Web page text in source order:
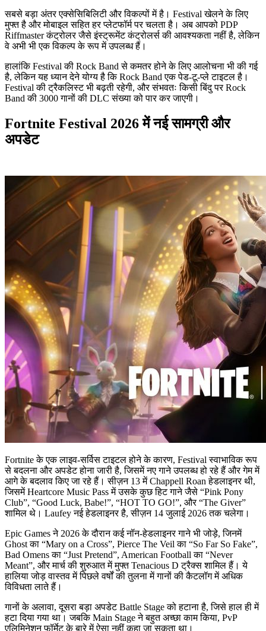
सबसे बड़ा अंतर एक्सेसिबिलिटी और विकल्पों में है। Festival खेलने के लिए
मुफ्त है और मोबाइल सहित हर प्लेटफॉर्म पर चलता है। अब आपको PDP
Riffmaster कंट्रोलर जैसे इंस्ट्रूमेंट कंट्रोलर्स की आवश्यकता नहीं है, लेकिन
वे अभी भी एक विकल्प के रूप में उपलब्ध हैं।
हालांकि Festival की Rock Band से कमतर होने के लिए आलोचना भी की गई
है, लेकिन यह ध्यान देने योग्य है कि Rock Band एक पेड-टू-प्ले टाइटल है।
Festival की ट्रैकलिस्ट भी बढ़ती रहेगी, और संभवतः किसी बिंदु पर Rock
Band की 3000 गानों की DLC संख्या को पार कर जाएगी।
Fortnite Festival 2026 में नई सामग्री और
अपडेट
Fortnite के एक लाइव-सर्विस टाइटल होने के कारण, Festival स्वाभाविक रूप
से बदलना और अपडेट होना जारी है, जिसमें नए गाने उपलब्ध हो रहे हैं और गेम में
आगे के बदलाव किए जा रहे हैं। सीज़न 13 में Chappell Roan हेडलाइनर थी,
जिसमें Heartcore Music Pass में उसके कुछ हिट गाने जैसे “Pink Pony
Club”, “Good Luck, Babe!”, “HOT TO GO!”, और “The Giver”
शामिल थे। Laufey नई हेडलाइनर है, सीज़न 14 जुलाई 2026 तक चलेगा।
Epic Games ने 2026 के दौरान कई नॉन-हेडलाइनर गाने भी जोड़े, जिनमें
Ghost का “Mary on a Cross”, Pierce The Veil का “So Far So Fake”,
Bad Omens का “Just Pretend”, American Football का “Never
Meant”, और मार्च की शुरुआत में मुफ्त Tenacious D ट्रैक्स शामिल हैं। ये
हालिया जोड़ वास्तव में पिछले वर्षों की तुलना में गानों की कैटलॉग में अधिक
विविधता लाते हैं।
गानों के अलावा, दूसरा बड़ा अपडेट Battle Stage को हटाना है, जिसे हाल ही में
हटा दिया गया था। जबकि Main Stage ने बहुत अच्छा काम किया, PvP
एलिमिनेशन फॉर्मेट के बारे में ऐसा नहीं कहा जा सकता था।